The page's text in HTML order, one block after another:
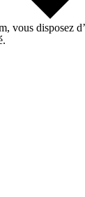
vous disposez